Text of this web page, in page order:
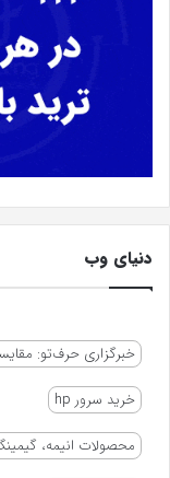
دنیای وب
خبرگزاری حرف‌تو:
خرید سرور hp
محصولات انیمه،